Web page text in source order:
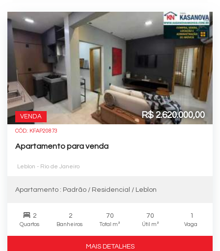
VENDA R$ 2.620.000,00
CÓD.: KFAP20873
Apartamento para venda
Leblon - Rio de Janeiro
Apartamento : Padrão / Residencial / Leblon
2
Quartos
2
Banheiros
70
Total m²
70
Útil m²
1
Vaga
MAIS DETALHES